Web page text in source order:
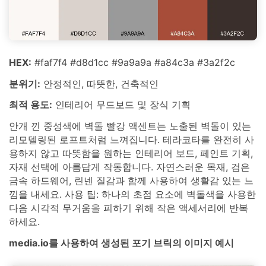
HEX: #faf7f4 #d8d1cc #9a9a9a #a84c3a #3a2f2c
분위기: 안정적인, 따뜻한, 건축적인
최적 용도: 인테리어 무드보드 및 장식 기획
안개 낀 중성색에 벽돌 빨강 액센트는 노출된 벽돌이 있는
리모델링된 로프트처럼 느껴집니다. 테라코타를 완전히 사
용하지 않고 따뜻함을 원하는 인테리어 보드, 페인트 기획,
자재 선택에 아름답게 작동합니다. 자연스러운 목재, 검은
금속 하드웨어, 린넨 질감과 함께 사용하여 생활감 있는 느
낌을 내세요. 사용 팁: 하나의 초점 요소에 벽돌색을 사용한
다음 시각적 무거움을 피하기 위해 작은 액세서리에 반복
하세요.
media.io를 사용하여 생성된 포기 브릭의 이미지 예시